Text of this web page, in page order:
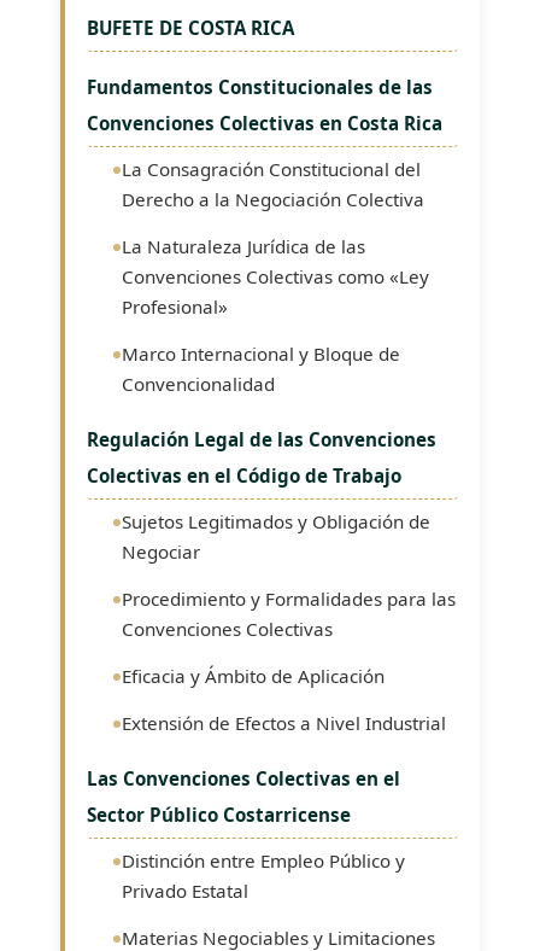
BUFETE DE COSTA RICA
Fundamentos Constitucionales de las
Convenciones Colectivas en Costa Rica
La Consagración Constitucional del
Derecho a la Negociación Colectiva
La Naturaleza Jurídica de las
Convenciones Colectivas como «Ley
Profesional»
Marco Internacional y Bloque de
Convencionalidad
Regulación Legal de las Convenciones
Colectivas en el Código de Trabajo
Sujetos Legitimados y Obligación de
Negociar
Procedimiento y Formalidades para las
Convenciones Colectivas
Eficacia y Ámbito de Aplicación
Extensión de Efectos a Nivel Industrial
Las Convenciones Colectivas en el
Sector Público Costarricense
Distinción entre Empleo Público y
Privado Estatal
Materias Negociables y Limitaciones